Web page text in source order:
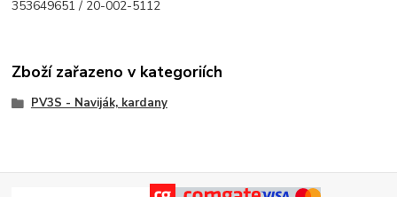
353649651 / 20-002-5112
Zboží zařazeno v kategoriích
PV3S - Naviják, kardany